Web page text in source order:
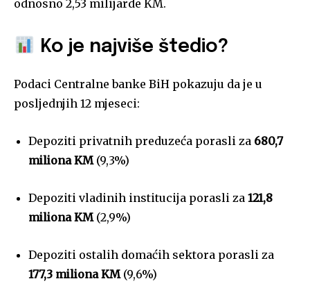
odnosno 2,53 milijarde KM.
Ko je najviše štedio?
Podaci Centralne banke BiH pokazuju da je u
posljednjih 12 mjeseci:
Depoziti privatnih preduzeća porasli za 680,7
miliona KM(9,3%)
Depoziti vladinih institucija porasli za 121,8
miliona KM(2,9%)
Depoziti ostalih domaćih sektora porasli za
177,3 miliona KM(9,6%)